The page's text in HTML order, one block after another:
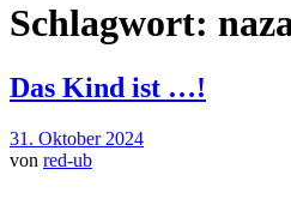
Schlagwort:
Das Kind ist …!
31. Oktober 2024
von red-ub